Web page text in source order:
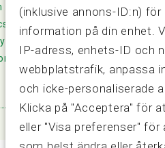
(inklusive annons-ID:n)
information på din enhet.
IP-adress, enhets-ID och
webbplatstrafik, anpassa
och icke-personaliserade
Klicka på "Acceptera" för
eller "Visa preferenser"
hantering och